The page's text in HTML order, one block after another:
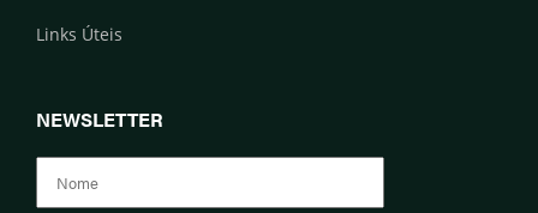
Links Úteis
NEWSLETTER